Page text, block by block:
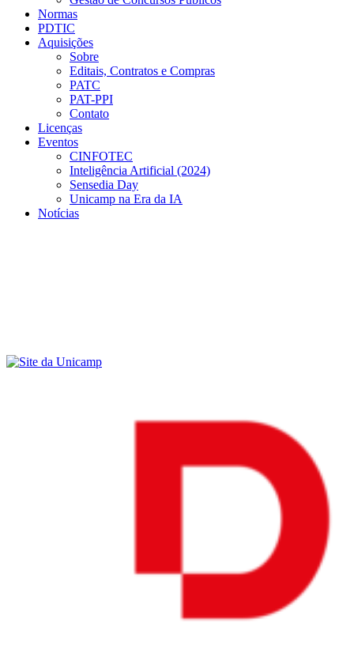
Normas
PDTIC
Aquisições
Sobre
Editais, Contratos e Compras
PATC
PAT-PPI
Contato
Licenças
Eventos
CINFOTEC
Inteligência Artificial (2024)
Sensedia Day
Unicamp na Era da IA
Notícias